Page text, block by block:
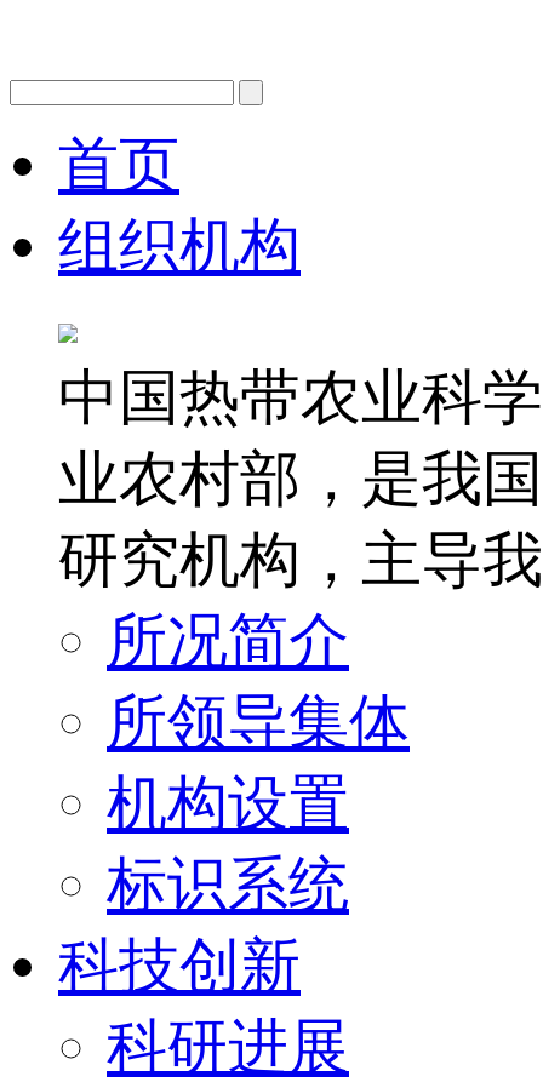
首页
组织机构
中国热带农业科
业农村部，是我
研究机构，主导
所况简介
所领导集体
机构设置
标识系统
科技创新
科研进展